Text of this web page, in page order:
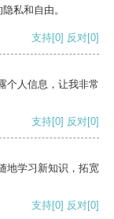
私和自由。
支持[0] 反对[0]
个人信息，让我非常
支持[0] 反对[0]
地学习新知识，拓宽
支持[0] 反对[0]